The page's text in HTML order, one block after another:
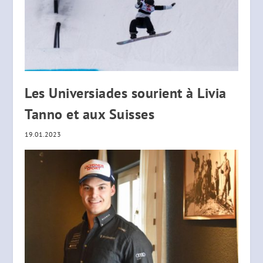
Les Universiades sourient à Livia
Tanno et aux Suisses
19.01.2023